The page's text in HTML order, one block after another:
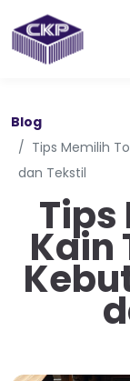
Blog
Tips Memilih
dan Tekstil
Tips
Kain